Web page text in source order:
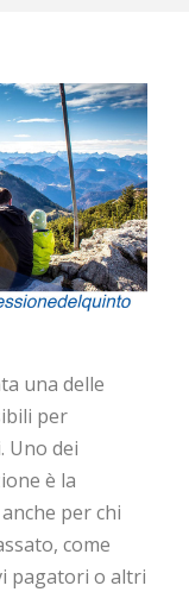
una delle
per
Uno dei
è la
per chi
come
pagatori o altri